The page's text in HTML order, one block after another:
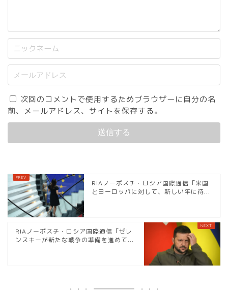
次回のコメントで使用するためブラウザーに自分の名
前、メールアドレス、サイトを保存する。
RIAノーボスチ・ロシア国際通信「米国
とヨーロッパに対して、新しい年に待...
RIAノーボスチ・ロシア国際通信「ゼレ
ンスキーが新たな戦争の準備を進めて...